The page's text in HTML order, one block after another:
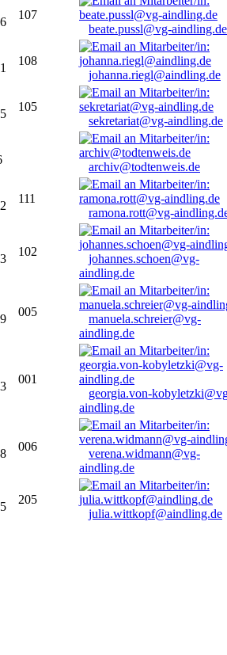
107
beate.pussl@vg-aindling.de
108
johanna.riegl@aindling.de
105
sekretariat@vg-aindling.de
archiv@todtenweis.de
111
ramona.rott@vg-
102
johannes.schoen@vg-
aindling.de
005
manuela.schreier@vg-
aindling.de
001
georgia.von-
aindling.de
006
verena.widmann@vg-
aindling.de
205
julia.wittkopf@aindling.de